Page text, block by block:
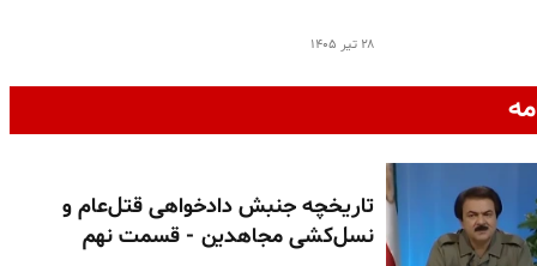
۲۸ تیر ۱۴۰۵
تاریخچه جنبش دادخواهی قتل‌عام و
نسل‌کشی مجاهدین - قسمت نهم